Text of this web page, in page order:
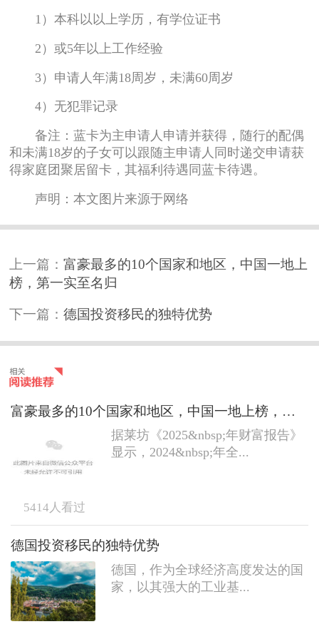
1）本科以以上学历，有学位证书
2）或5年以上工作经验
3）申请人年满18周岁，未满60周岁
4）无犯罪记录
备注：蓝卡为主申请人申请并获得，随行的配偶
和未满18岁的子女可以跟随主申请人同时递交申请获
得家庭团聚居留卡，其福利待遇同蓝卡待遇。
声明：本文图片来源于网络
上一篇：富豪最多的10个国家和地区，中国一地上
榜，第一实至名归
下一篇：德国投资移民的独特优势
富豪最多的10个国家和地区，中国一地上榜，第一实至名归
据莱坊《2025&nbsp;年财富报告》
显示，2024&nbsp;年全...
5414 人看过
德国投资移民的独特优势
德国，作为全球经济高度发达的国
家，以其强大的工业基...